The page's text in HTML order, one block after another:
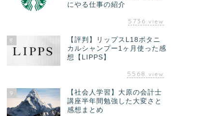
にやる仕事の紹介
5736 view
8
【評判】リップスL18ボタニ
カルシャンプー1ヶ月使った感
想【LIPPS】
5568 view
9
【社会人学習】大原の会計士
講座半年間勉強した大変さと
感想まとめ